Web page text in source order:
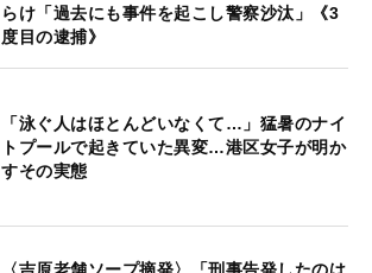
らけ「過去にも事件を起こし警察沙汰」《3
度目の逮捕》
「泳ぐ人はほとんどいなくて…」猛暑のナイ
トプールで起きていた異変…港区女子が明か
すその実態